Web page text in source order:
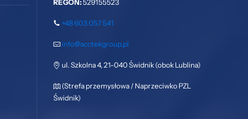
REGON:529155523
+48 603 057 541
info@acctekgroup.pl
ul. Szkolna 4, 21-040 Świdnik (obok Lublina)
(Strefa przemysłowa / Naprzeciwko PZL
Świdnik)